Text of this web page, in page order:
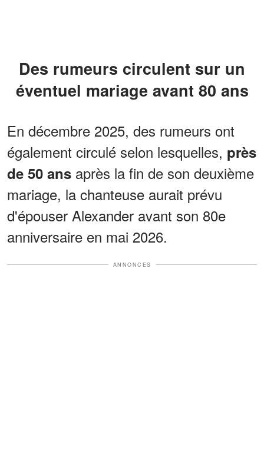
Des rumeurs circulent sur un
éventuel mariage avant 80 ans
En décembre 2025, des rumeurs ont
également circulé selon lesquelles, près
de 50 ans après la fin de son deuxième
mariage, la chanteuse aurait prévu
d'épouser Alexander avant son 80e
anniversaire en mai 2026.
ANNONCES